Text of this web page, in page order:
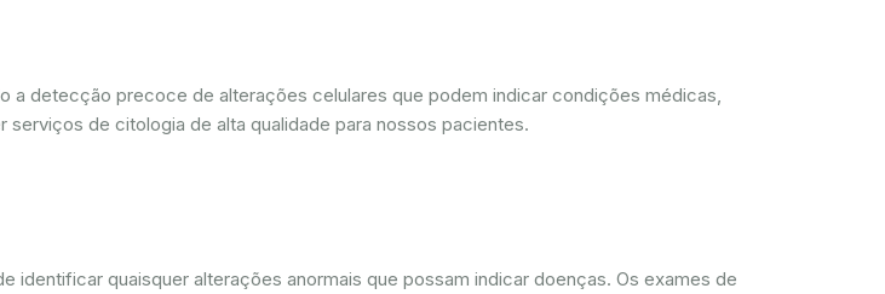
a detecção precoce de alterações celulares que podem indicar condições médicas,
de citologia de alta qualidade para nossos pacientes.
quaisquer alterações anormais que possam indicar doenças. Os exames de